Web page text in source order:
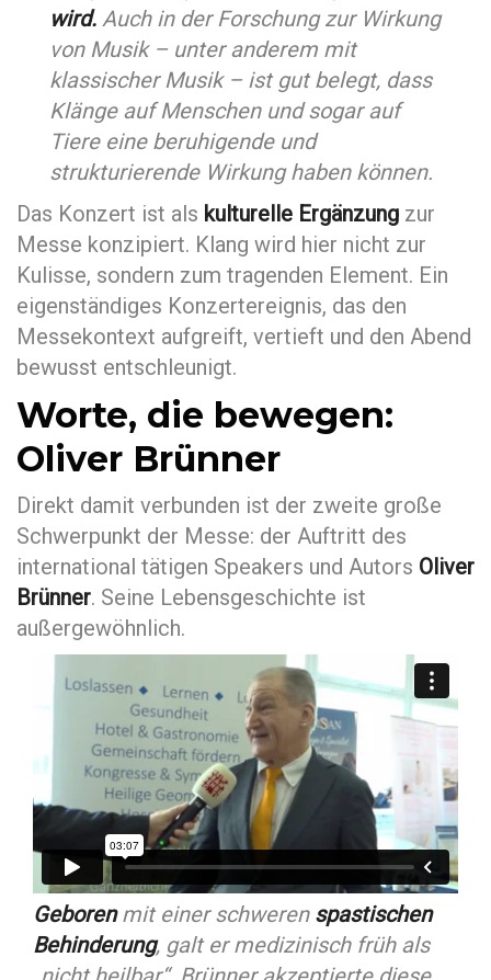
wird. Auch in der Forschung zur Wirkung
von Musik – unter anderem mit
klassischer Musik – ist gut belegt, dass
Klänge auf Menschen und sogar auf
Tiere eine beruhigende und
strukturierende Wirkung haben können.
Das Konzert ist als kulturelle Ergänzung zur
Messe konzipiert. Klang wird hier nicht zur
Kulisse, sondern zum tragenden Element. Ein
eigenständiges Konzertereignis, das den
Messekontext aufgreift, vertieft und den Abend
bewusst entschleunigt.
Worte, die bewegen:
Oliver Brünner
Direkt damit verbunden ist der zweite große
Schwerpunkt der Messe: der Auftritt des
international tätigen Speakers und Autors Oliver
Brünner. Seine Lebensgeschichte ist
außergewöhnlich.
Geborenmit einer schweren spastischen
Behinderung, galt er medizinisch früh als